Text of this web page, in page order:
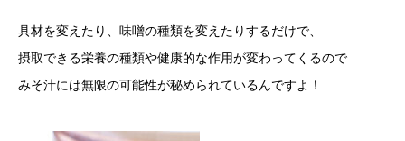
具材を変えたり、味噌の種類を変えたりするだけで、
摂取できる栄養の種類や健康的な作用が変わってくるので
みそ汁には無限の可能性が秘められているんですよ！